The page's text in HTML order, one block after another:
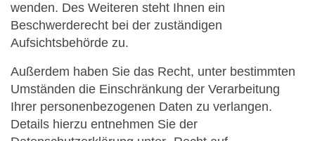
wenden. Des Weiteren steht Ihnen ein
Beschwerderecht bei der zuständigen
Aufsichtsbehörde zu.
Außerdem haben Sie das Recht, unter bestimmten
Umständen die Einschränkung der Verarbeitung
Ihrer personenbezogenen Daten zu verlangen.
Details hierzu entnehmen Sie der